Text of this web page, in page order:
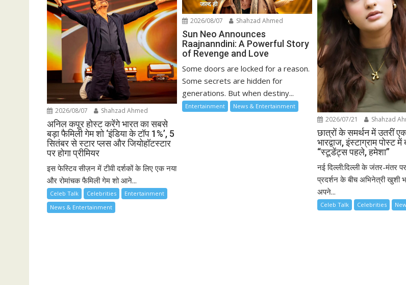
2026/08/07 Shahzad Ahmed
अनिल कपूर होस्ट करेंगे भारत का सबसे
बड़ा फैमिली गेम शो ‘इंडिया के टॉप 1%’, 5
सितंबर से स्टार प्लस और जियोहॉटस्टार
पर होगा प्रीमियर
इस फेस्टिव सीज़न में टीवी दर्शकों के लिए एक नया
और रोमांचक फैमिली गेम शो आने...
Celeb Talk Celebrities
Entertainment
News & Entertainment
2026/08/07 Shahzad Ahmed
Sun Neo Announces
Raajnanndini: A Powerful Story
of Revenge and Love
Some doors are locked for a reason.
Some secrets are hidden for
generations. But when destiny...
Entertainment News & Entertainment
2026/07/21 Shahzad
छात्रों के समर्थन में उतरीं
भारद्वाज, इंस्टाग्राम पोस्ट में
“स्टूडेंट्स पहले, हमेशा”
नई दिल्ली:दिल्ली के जंतर-मंतर
प्रदर्शन के बीच अभिनेत्री खुशी
अपने...
Celeb Talk Celebrities